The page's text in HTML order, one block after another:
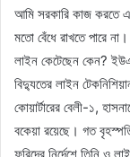
আমি সরকারি কাজ করতে
মতো বেঁধে রাখতে পারে
লাইন কেটেছেন কেন?
বিদ্যুতের লাইন
কোয়ার্টারের বেলী-১,
বকেয়া রয়েছে। গত
ফরিদের নির্দেশে তিনি ও